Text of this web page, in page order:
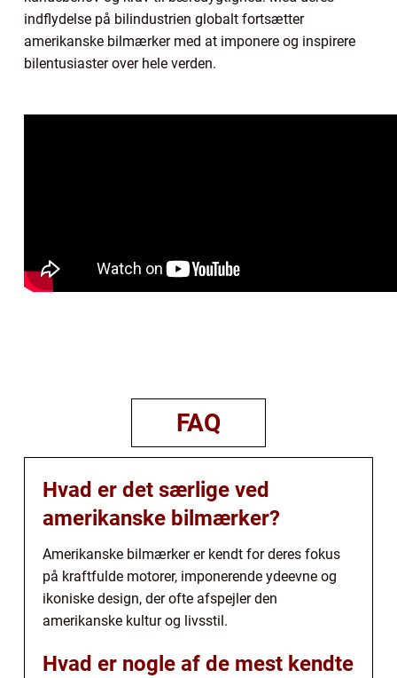
indflydelse på bilindustrien globalt fortsætter
amerikanske bilmærker med at imponere og inspirere
bilentusiaster over hele verden.
FAQ
Hvad er det særlige ved
amerikanske bilmærker?
Amerikanske bilmærker er kendt for deres fokus
på kraftfulde motorer, imponerende ydeevne og
ikoniske design, der ofte afspejler den
amerikanske kultur og livsstil.
Hvad er nogle af de mest kendte